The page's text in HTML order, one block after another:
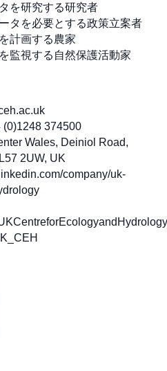
を研究する研究者
タを必要とする政策立案者
計画する農家
監視する自然保護活動家
(0)1248 374500
Wales, Deiniol Road,
2UW, UK
company/uk-